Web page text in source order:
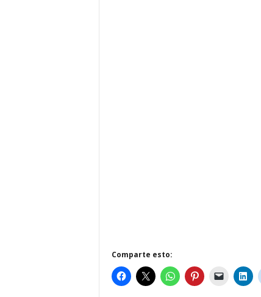
Comparte esto: